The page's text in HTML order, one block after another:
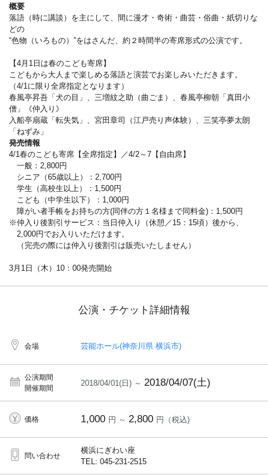
概要
落語（時に講談）を主にして、間に漫才・奇術・曲芸・俗曲・紙切りな
どの
“色物（いろもの）”をはさんだ、約２時間半の寄席形式の公演です。
【4月1日は春のこども寄席】
こどもから大人まで楽しめる落語と演芸でお楽しみいただきます。
（4/1に限り全席指定となります）
春風亭昇吾「犬の目」、三増紋之助（曲ごま）、春風亭柳朝「真田小
僧」《仲入り》
入船亭扇蔵「転失気」、宮田章司（江戸売り声体験）、三笑亭夢太朗
「ねずみ」
発売情報
4/1春のこども寄席【全席指定】／4/2～7【自由席】
一般：2,800円
シニア（65歳以上）：2,700円
学生（高校生以上）：1,500円
こども（中学生以下）：1,000円
障がい者手帳をお持ちの方(同伴の方１名様まで同料金)：1,500円
※仲入り後割引サービス：当日仲入り（休憩／15：15頃）後から、
2,000円でお入りいただけます。
（完売の際には仲入り後割引は販売いたしません）
3月1日（木）10：00発売開始
公演・チケット詳細情報
会場 芸能ホール(神奈川県 横浜市)
公演期間
開催期間
2018/04/01(日) ～ 2018/04/07(土)
価格 1,000 円 ～ 2,800 円（税込)
問い合わせ
横浜にぎわい座
TEL: 045-231-2515